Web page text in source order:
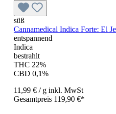
süß
Cannamedical Indica Forte: El
entspannend
Indica
bestrahlt
THC 22%
CBD 0,1%
11,99 € / g inkl. MwSt
Gesamtpreis 119,90 €*